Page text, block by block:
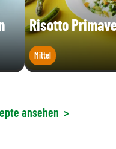
Risotto
Mittel
ansehen >